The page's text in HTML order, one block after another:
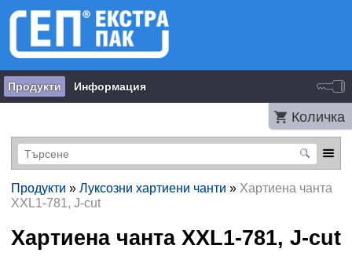
Продукти Информация
Количка
Продукти » Луксозни хартиени чанти » Хартиена чанта
XXL1-781, J-cut
Хартиена чанта XXL1-781, J-cut